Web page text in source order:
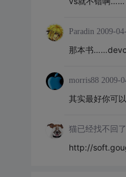
Paradin 2009-
那本书
morris88 2009-
其实最好你可
猫已经找不回了
http://